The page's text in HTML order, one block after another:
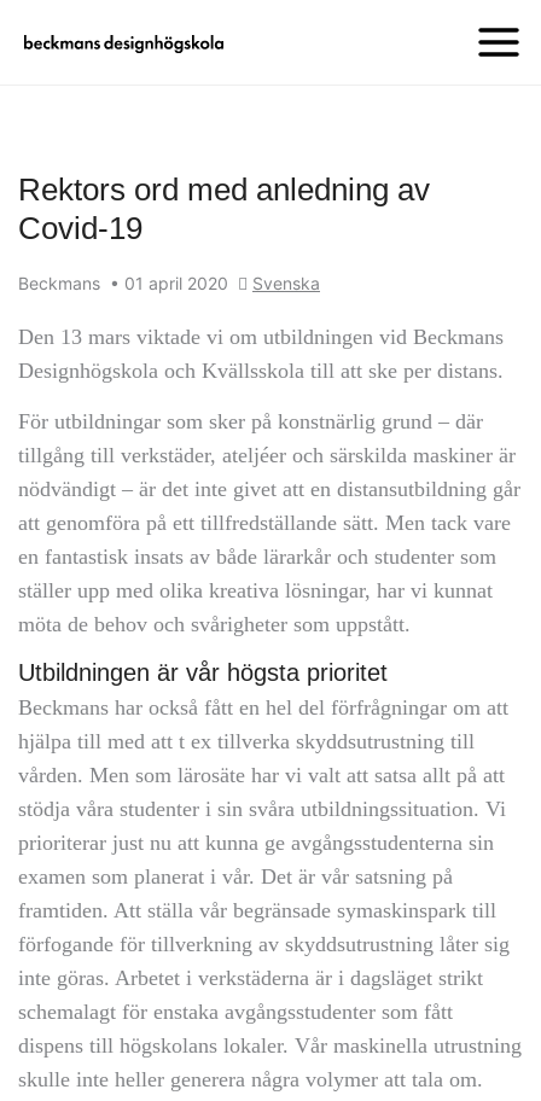
Rektors ord med anledning av
Covid-19
Beckmans • 01 april 2020 Svenska
Den 13 mars viktade vi om utbildningen vid Beckmans
Designhögskola och Kvällsskola till att ske per distans.
För utbildningar som sker på konstnärlig grund – där
tillgång till verkstäder, ateljéer och särskilda maskiner är
nödvändigt – är det inte givet att en distansutbildning går
att genomföra på ett tillfredställande sätt. Men tack vare
en fantastisk insats av både lärarkår och studenter som
ställer upp med olika kreativa lösningar, har vi kunnat
möta de behov och svårigheter som uppstått.
Utbildningen är vår högsta prioritet
Beckmans har också fått en hel del förfrågningar om att
hjälpa till med att t ex tillverka skyddsutrustning till
vården. Men som lärosäte har vi valt att satsa allt på att
stödja våra studenter i sin svåra utbildningssituation. Vi
prioriterar just nu att kunna ge avgångsstudenterna sin
examen som planerat i vår. Det är vår satsning på
framtiden. Att ställa vår begränsade symaskinspark till
förfogande för tillverkning av skyddsutrustning låter sig
inte göras. Arbetet i verkstäderna är i dagsläget strikt
schemalagt för enstaka avgångsstudenter som fått
dispens till högskolans lokaler. Vår maskinella utrustning
skulle inte heller generera några volymer att tala om.